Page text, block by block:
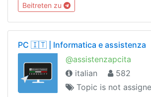
Beitreten zu
PC 🇮🇹 | Informatica e assistenza
@assistenzapcita
italian
582
Topic is not